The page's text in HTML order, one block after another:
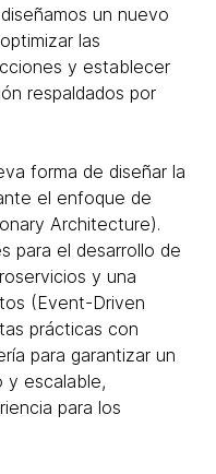
un nuevo
las
y establecer
respaldados por
forma de diseñar la
el enfoque de
Architecture).
para el desarrollo de
y una
(Event-Driven
prácticas con
para garantizar un
y escalable,
para los